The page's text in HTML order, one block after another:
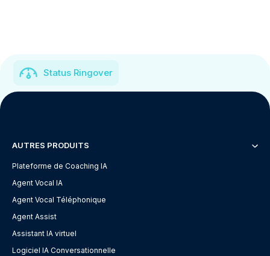
Status Ringover
AUTRES PRODUITS
Plateforme de Coaching IA
Agent Vocal IA
Agent Vocal Téléphonique
Agent Assist
Assistant IA virtuel
Logiciel IA Conversationnelle